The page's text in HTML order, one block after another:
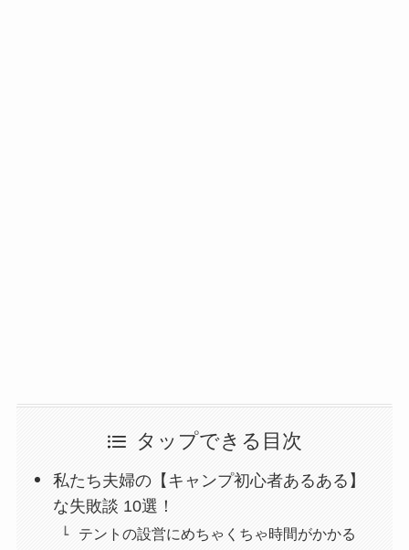
タップできる目次
私たち夫婦の【キャンプ初心者あるある】
な失敗談 10選！
テントの設営にめちゃくちゃ時間がかかる